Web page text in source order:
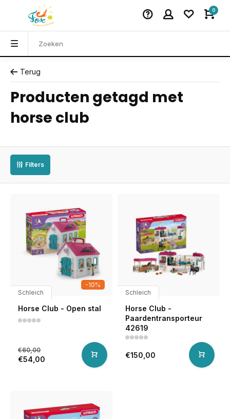
0
Terug
Producten getagd met
horse club
Filters
-10%
Schleich
Horse Club - Open stal
€60,00
€54,00
Schleich
Horse Club -
Paardentransporteur
42619
€150,00